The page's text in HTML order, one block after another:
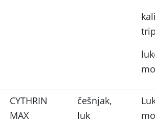
CYTHRIN
MAX
češnjak,
luk